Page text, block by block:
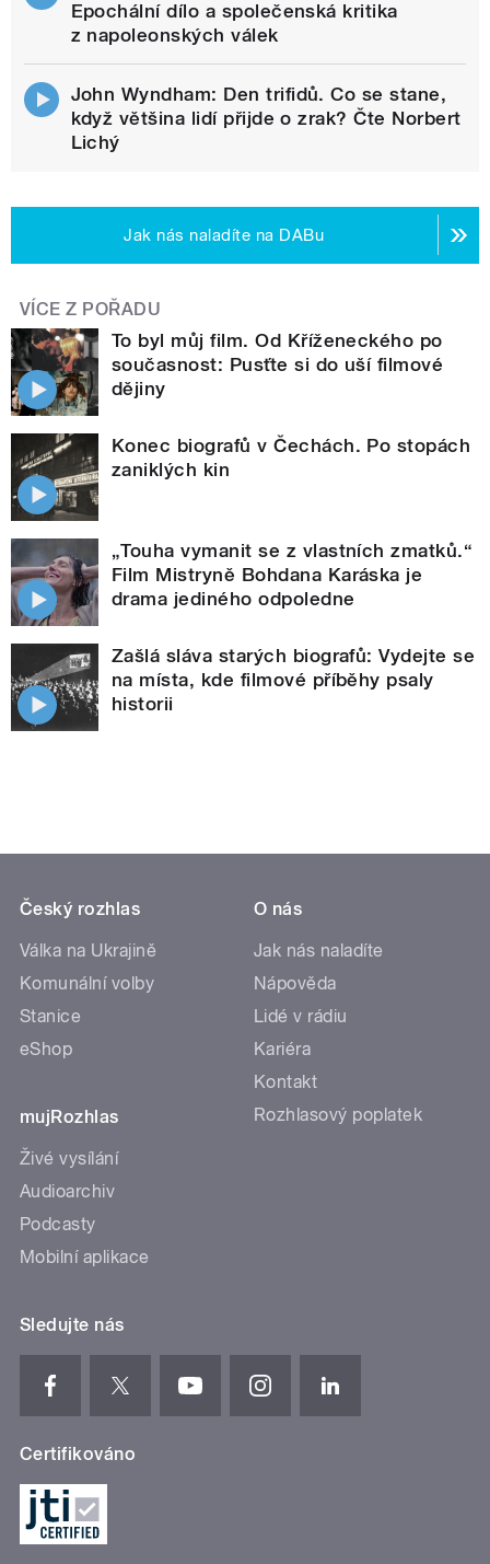
Epochální dílo a společenská kritika
z napoleonských válek
John Wyndham: Den trifidů. Co se stane,
když většina lidí přijde o zrak? Čte Norbert
Lichý
Jak nás naladíte na DABu
VÍCE Z POŘADU
To byl můj film. Od Kříženeckého po
současnost: Pusťte si do uší filmové
dějiny
Konec biografů v Čechách. Po stopách
zaniklých kin
„Touha vymanit se z vlastních zmatků.“
Film Mistryně Bohdana Karáska je
drama jediného odpoledne
Zašlá sláva starých biografů: Vydejte se
na místa, kde filmové příběhy psaly
historii
Český rozhlas
Válka na Ukrajině
Komunální volby
Stanice
eShop
mujRozhlas
Živé vysílání
Audioarchiv
Podcasty
Mobilní aplikace
O nás
Jak nás naladíte
Nápověda
Lidé v rádiu
Kariéra
Kontakt
Rozhlasový poplatek
Sledujte nás
Certifikováno